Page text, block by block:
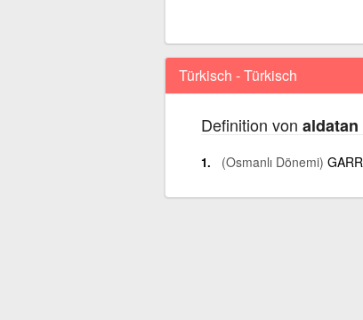
Türkisch - Türkisch
Definition von aldatan
(Osmanlı Dönemi) GARR